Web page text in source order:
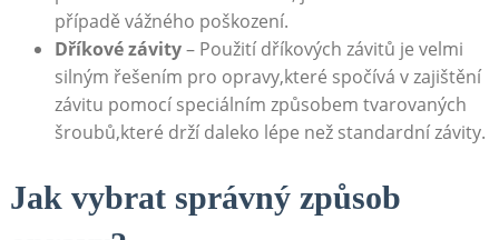
případě vážného poškození.
Dříkové závity– Použití dříkových závitů je velmi
silným řešením pro opravy,které spočívá v zajištění
závitu pomocí speciálním způsobem tvarovaných
šroubů,které drží daleko lépe než standardní závity.
Jak vybrat správný způsob